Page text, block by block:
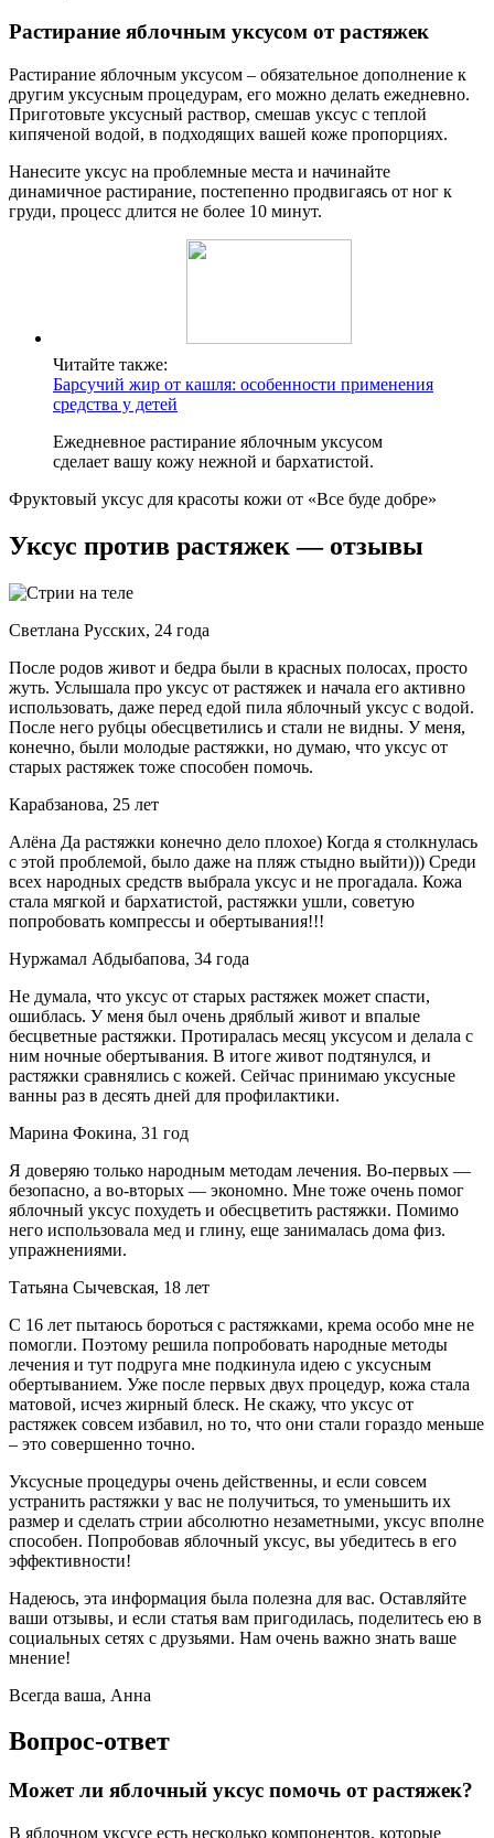
Растирание яблочным уксусом от растяжек
Растирание яблочным уксусом – обязательное дополнение к
другим уксусным процедурам, его можно делать ежедневно.
Приготовьте уксусный раствор, смешав уксус с теплой
кипяченой водой, в подходящих вашей коже пропорциях.
Нанесите уксус на проблемные места и начинайте
динамичное растирание, постепенно продвигаясь от ног к
груди, процесс длится не более 10 минут.
Читайте также:
Барсучий жир от кашля: особенности применения
средства у детей
Ежедневное растирание яблочным уксусом
сделает вашу кожу нежной и бархатистой.
Фруктовый уксус для красоты кожи от «Все буде добре»
Уксус против растяжек — отзывы
Светлана Русских, 24 года
После родов живот и бедра были в красных полосах, просто
жуть. Услышала про уксус от растяжек и начала его активно
использовать, даже перед едой пила яблочный уксус с водой.
После него рубцы обесцветились и стали не видны. У меня,
конечно, были молодые растяжки, но думаю, что уксус от
старых растяжек тоже способен помочь.
Карабзанова, 25 лет
Алёна Да растяжки конечно дело плохое) Когда я столкнулась
с этой проблемой, было даже на пляж стыдно выйти))) Среди
всех народных средств выбрала уксус и не прогадала. Кожа
стала мягкой и бархатистой, растяжки ушли, советую
попробовать компрессы и обертывания!!!
Нуржамал Абдыбапова, 34 года
Не думала, что уксус от старых растяжек может спасти,
ошиблась. У меня был очень дряблый живот и впалые
бесцветные растяжки. Протиралась месяц уксусом и делала с
ним ночные обертывания. В итоге живот подтянулся, и
растяжки сравнялись с кожей. Сейчас принимаю уксусные
ванны раз в десять дней для профилактики.
Марина Фокина, 31 год
Я доверяю только народным методам лечения. Во-первых —
безопасно, а во-вторых — экономно. Мне тоже очень помог
яблочный уксус похудеть и обесцветить растяжки. Помимо
него использовала мед и глину, еще занималась дома физ.
упражнениями.
Татьяна Сычевская, 18 лет
С 16 лет пытаюсь бороться с растяжками, крема особо мне не
помогли. Поэтому решила попробовать народные методы
лечения и тут подруга мне подкинула идею с уксусным
обертыванием. Уже после первых двух процедур, кожа стала
матовой, исчез жирный блеск. Не скажу, что уксус от
растяжек совсем избавил, но то, что они стали гораздо меньше
– это совершенно точно.
Уксусные процедуры очень действенны, и если совсем
устранить растяжки у вас не получиться, то уменьшить их
размер и сделать стрии абсолютно незаметными, уксус вполне
способен. Попробовав яблочный уксус, вы убедитесь в его
эффективности!
Надеюсь, эта информация была полезна для вас. Оставляйте
ваши отзывы, и если статья вам пригодилась, поделитесь ею в
социальных сетях с друзьями. Нам очень важно знать ваше
мнение!
Всегда ваша, Анна
Вопрос-ответ
Может ли яблочный уксус помочь от растяжек?
В яблочном уксусе есть несколько компонентов, которые